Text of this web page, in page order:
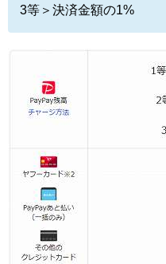
3等＞決済金額の1%